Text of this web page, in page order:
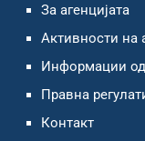
За агенцијата
Активности на
Информации од
Правна
Контакт